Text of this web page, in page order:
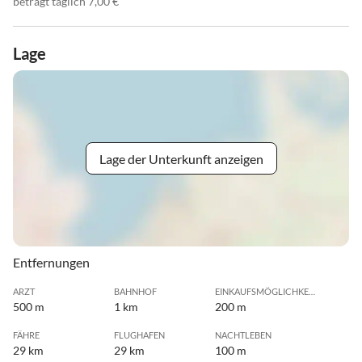
Lage
Lage der Unterkunft anzeigen
Entfernungen
ARZT
500 m
BAHNHOF
1 km
EINKAUFSMÖGLICHKEIT
200 m
FÄHRE
29 km
FLUGHAFEN
29 km
NACHTLEBEN
100 m